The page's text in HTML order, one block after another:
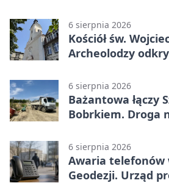
6 sierpnia 2026
Kościół św.
Archeolodzy
6 sierpnia 2026
Bażantowa łączy
Bobrkiem. Droga
6 sierpnia 2026
Awaria telefonów
Geodezji. Urząd